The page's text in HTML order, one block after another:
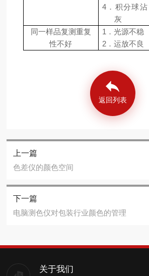
4． 积分球沾
灰
同一样品复测重复
性不好
1．光源不稳
2．运放不良
返回列表
上一篇
色差仪的颜色空间
下一篇
电脑测色仪对包装行业颜色的管理
关于我们